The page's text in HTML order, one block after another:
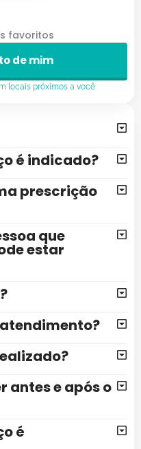
de mim
favoritos
locais próximos a você
é indicado?
prescrição
que
estar
antes e após o
é